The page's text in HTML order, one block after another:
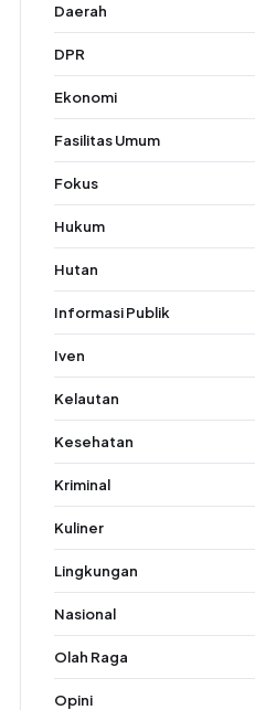
Daerah
DPR
Ekonomi
Fasilitas Umum
Fokus
Hukum
Hutan
Informasi Publik
Iven
Kelautan
Kesehatan
Kriminal
Kuliner
Lingkungan
Nasional
Olah Raga
Opini